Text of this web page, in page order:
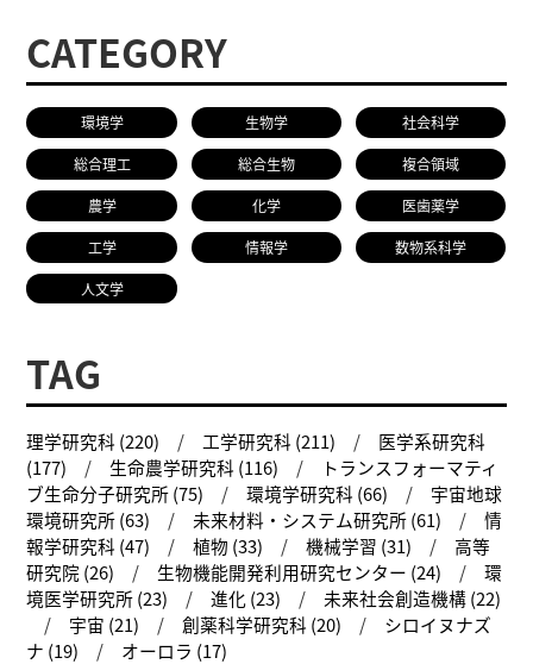
CATEGORY
環境学 生物学 社会科学
総合理工 総合生物 複合領域
農学 化学 医歯薬学
工学 情報学 数物系科学
人文学
TAG
理学研究科 (220) 工学研究科 (211)
医学系研究科
(177)
生命農学研究科 (116)
トランスフォーマティ
ブ生命分子研究所 (75)
環境学研究科 (66)
宇宙地球
環境研究所 (63)
未来材料・システム研究所 (61)
情
報学研究科 (47)
植物 (33) 機械学習 (31)
高等
研究院 (26)
生物機能開発利用研究センター (24)
環
境医学研究所 (23)
進化 (23)
未来社会創造機構 (22)
宇宙 (21)
創薬科学研究科 (20)
シロイヌナズ
ナ (19)
オーロラ (17)